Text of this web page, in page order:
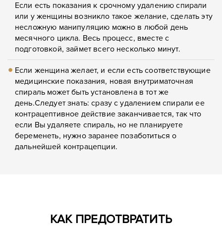
Если есть показания к срочному удалению спирали
или у женщины возникло такое желание, сделать эту
несложную манипуляцию можно в любой день
месячного цикла. Весь процесс, вместе с
подготовкой, займет всего несколько минут.
Если женщина желает, и если есть соответствующие
медицинские показания, новая внутриматочная
спираль может быть установлена в тот же
день.Следует знать: сразу с удалением спирали ее
контрацептивное действие заканчивается, так что
если Вы удаляете спираль, но не планируете
беременеть, нужно заранее позаботиться о
дальнейшей контрацепции.
КАК ПРЕДОТВРАТИТЬ